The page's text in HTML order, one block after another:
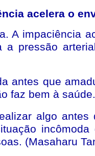
acelera o
A impaciência
a pressão
antes que
faz bem à saúde.
algo
(Masaharu